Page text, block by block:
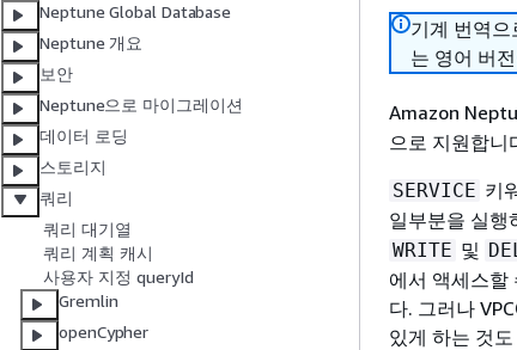
Neptune Global Database
Neptune 개요
보안
Neptune으로 마이그레이션
데이터 로딩
스토리지
쿼리
쿼리 대기열
쿼리 계획 캐시
사용자 지정 queryId
Gremlin
openCypher
기계 번역
는 영어 버
Amazon
으로 지원합니
SERVICE 키
일부분을 실행
WRITE 및
에서 액세스할
다. 그러나
있게 하는 것